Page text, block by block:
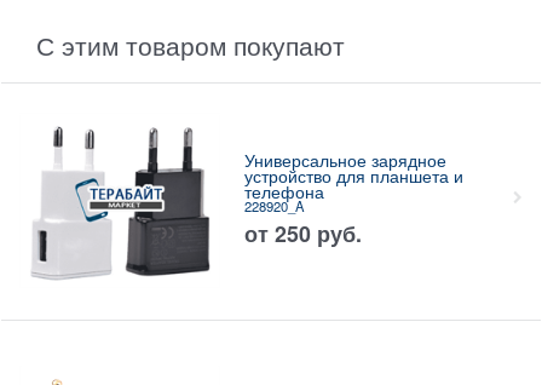
С этим товаром покупают
Универсальное зарядное
устройство для планшета и
телефона
228920_A
от 250 руб.